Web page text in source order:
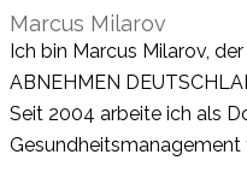
Marcus Milarov
Ich bin Marcus Milarov,
ABNEHMEN
Seit 2004 arbeite ich als
Gesundheitsmanagement